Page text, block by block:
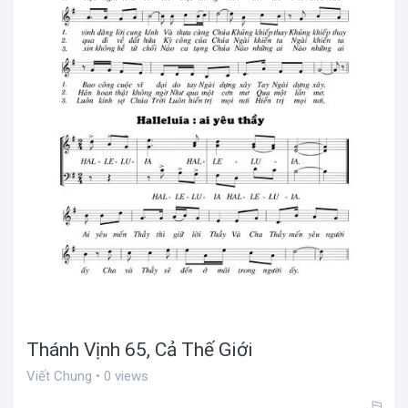
Thánh Vịnh 65, Cả Thế Giới
Viết Chung • 0 views